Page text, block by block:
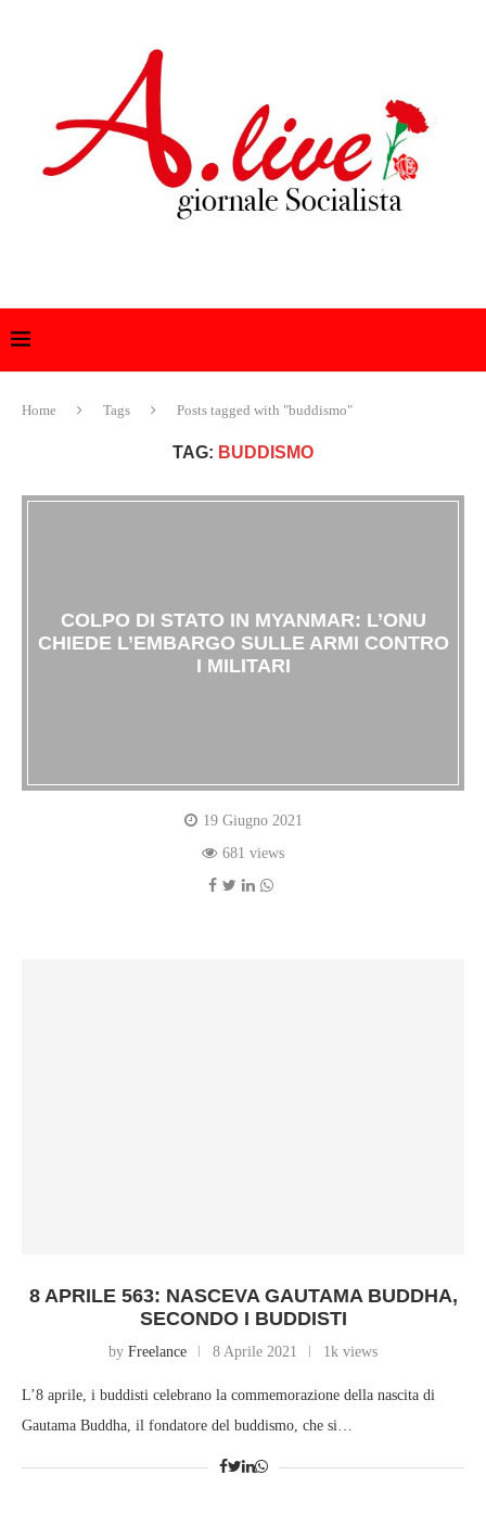
Home Tags Posts tagged with "buddismo"
TAG: BUDDISMO
COLPO DI STATO IN MYANMAR: L’ONU
CHIEDE L’EMBARGO SULLE ARMI CONTRO
I MILITARI
19 Giugno 2021
681 views
8 APRILE 563: NASCEVA GAUTAMA BUDDHA,
SECONDO I BUDDISTI
by Freelance 8 Aprile 2021 1k views
L’8 aprile, i buddisti celebrano la commemorazione della nascita di
Gautama Buddha, il fondatore del buddismo, che si…